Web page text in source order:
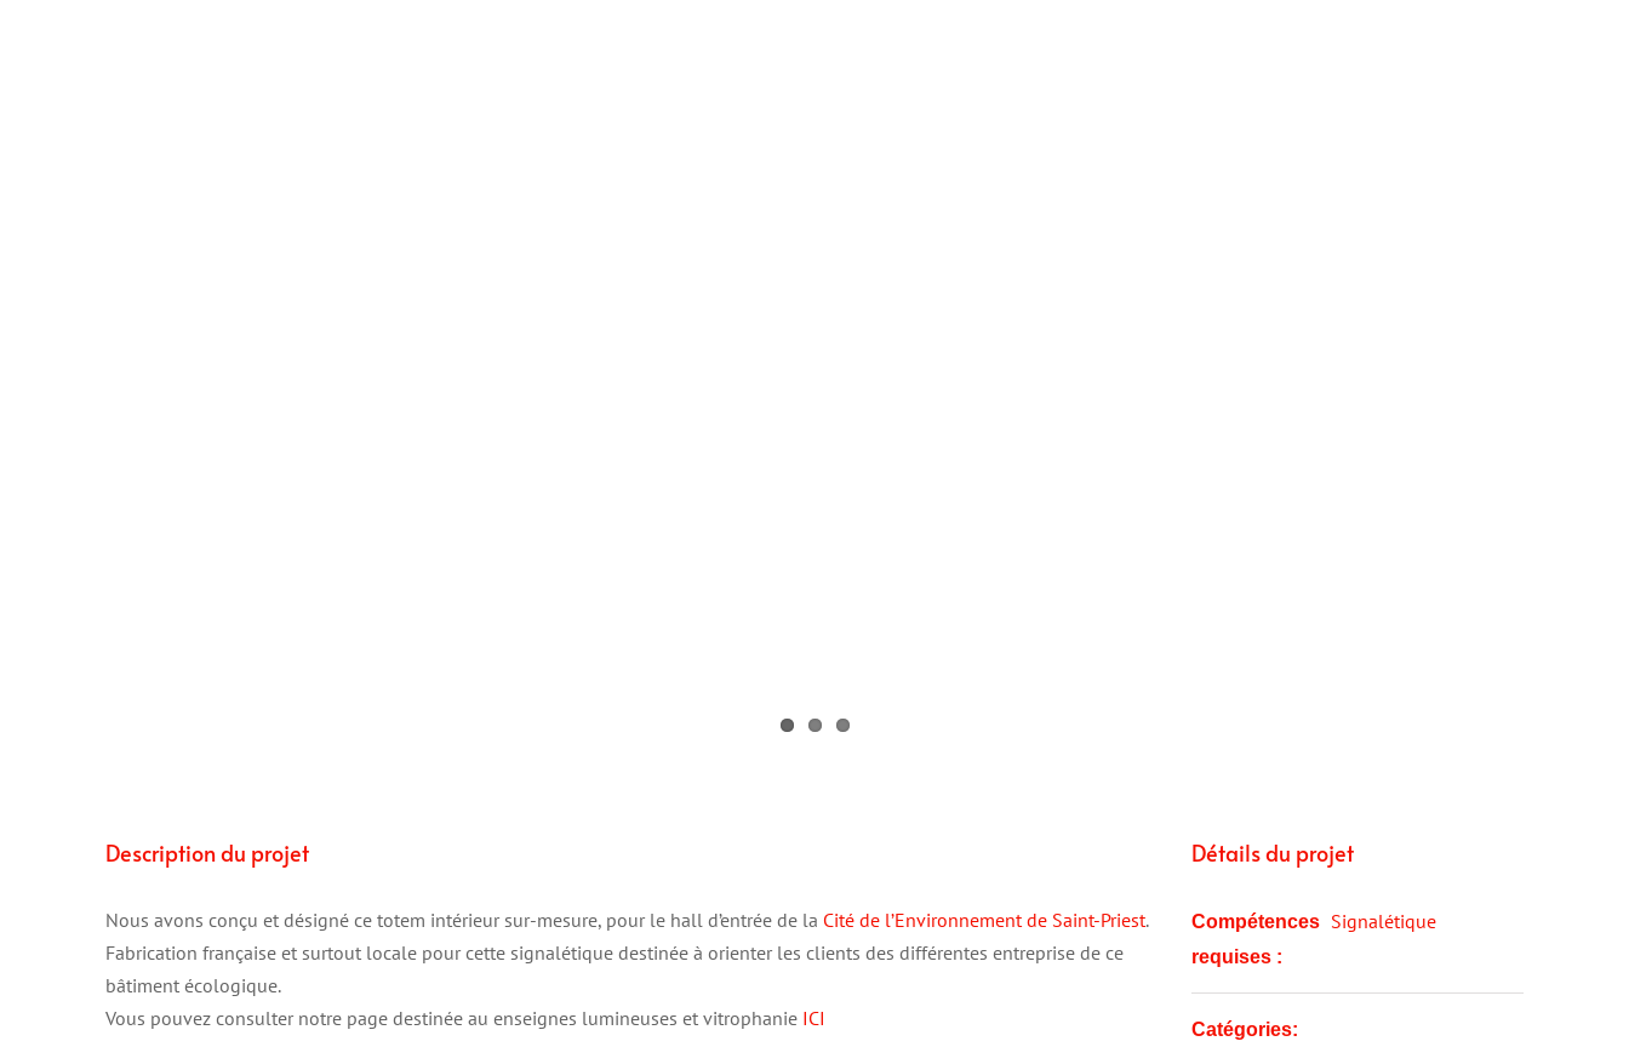
Description du projet
Nous avons conçu et désigné ce totem intérieur sur-mesure, pour le hall d’entrée de la Cité de l’Environnement de Saint-Priest.
Fabrication française et surtout locale pour cette signalétique destinée à orienter les clients des différentes entreprise de ce
bâtiment écologique.
Vous pouvez consulter notre page destinée au enseignes lumineuses et vitrophanie ICI
Détails du projet
Compétences
requises :
Signalétique
Catégories: